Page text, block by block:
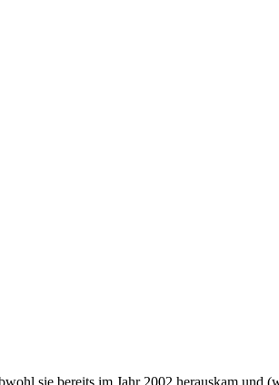
sie bereits im Jahr 2002 herauskam und